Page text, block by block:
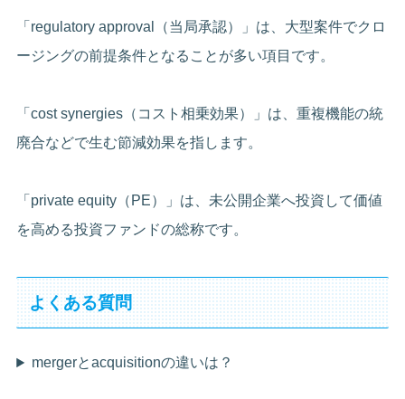
「regulatory approval（当局承認）」は、大型案件でクロ
ージングの前提条件となることが多い項目です。
「cost synergies（コスト相乗効果）」は、重複機能の統
廃合などで生む節減効果を指します。
「private equity（PE）」は、未公開企業へ投資して価値
を高める投資ファンドの総称です。
よくある質問
mergerとacquisitionの違いは？